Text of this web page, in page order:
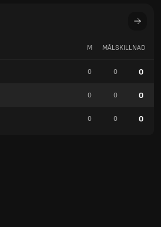
M MÅLSKILLNAD
0 0 0
0 0 0
0 0 0